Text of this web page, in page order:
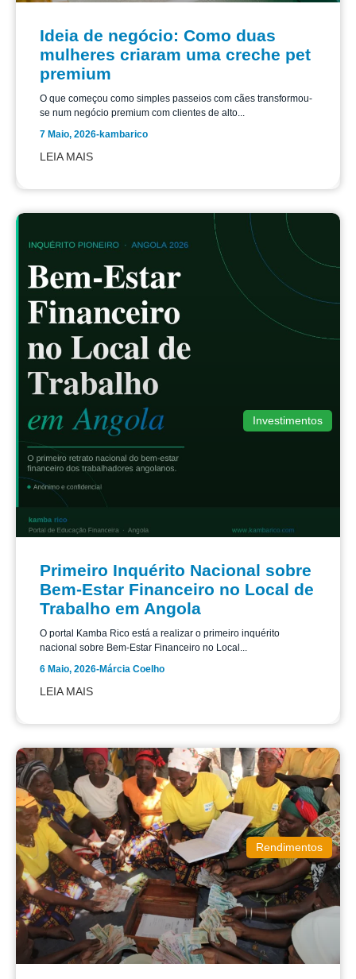
Ideia de negócio: Como duas
mulheres criaram uma creche pet
premium
O que começou como simples passeios com cães transformou-
se num negócio premium com clientes de alto...
7 Maio, 2026-kambarico
LEIA MAIS
Investimentos
Primeiro Inquérito Nacional sobre
Bem-Estar Financeiro no Local de
Trabalho em Angola
O portal Kamba Rico está a realizar o primeiro inquérito
nacional sobre Bem-Estar Financeiro no Local...
6 Maio, 2026-Márcia Coelho
LEIA MAIS
Rendimentos